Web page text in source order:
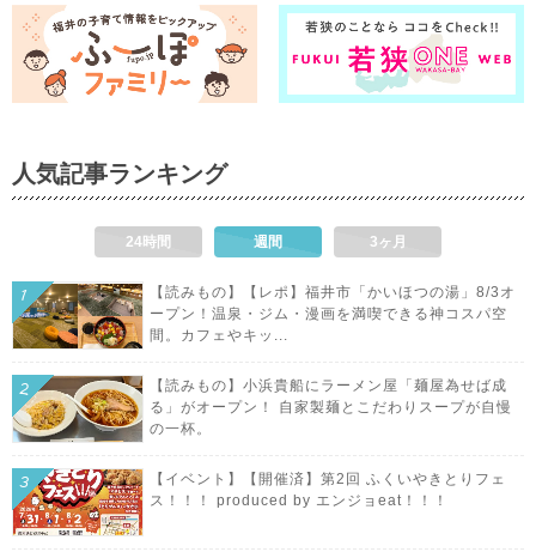
人気記事ランキング
24時間 週間 3ヶ月
【読みもの】【レポ】福井市「かいほつの湯」8/3オ
ープン！温泉・ジム・漫画を満喫できる神コスパ空
間。カフェやキッ...
【読みもの】小浜貴船にラーメン屋「麺屋為せば成
る」がオープン！ 自家製麺とこだわりスープが自慢
の一杯。
【イベント】【開催済】第2回 ふくいやきとりフェ
ス！！！ produced by エンジョeat！！！